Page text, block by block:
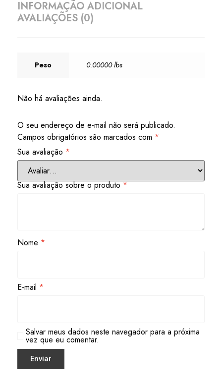
INFORMAÇÃO ADICIONAL
AVALIAÇÕES (0)
Peso 0.00000 lbs
Não há avaliações ainda.
O seu endereço de e-mail não será publicado.
Campos obrigatórios são marcados com *
Sua avaliação *
Sua avaliação sobre o produto*
Nome *
E-mail *
Salvar meus dados neste navegador para a próxima
vez que eu comentar.